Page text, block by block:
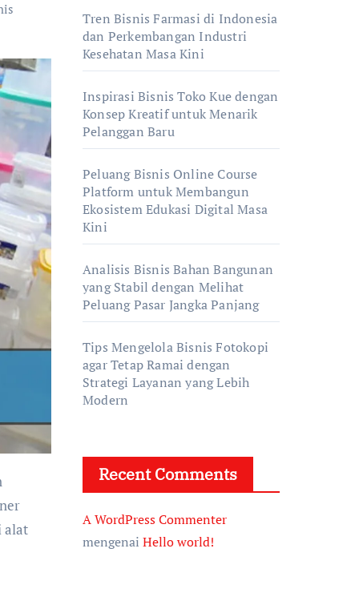
alat
Tren Bisnis Farmasi di Indonesia
dan Perkembangan Industri
Kesehatan Masa Kini
Inspirasi Bisnis Toko Kue dengan
Konsep Kreatif untuk Menarik
Pelanggan Baru
Peluang Bisnis Online Course
Platform untuk Membangun
Ekosistem Edukasi Digital Masa
Kini
Analisis Bisnis Bahan Bangunan
yang Stabil dengan Melihat
Peluang Pasar Jangka Panjang
Tips Mengelola Bisnis Fotokopi
agar Tetap Ramai dengan
Strategi Layanan yang Lebih
Modern
Recent Comments
A WordPress Commenter
mengenai Hello world!